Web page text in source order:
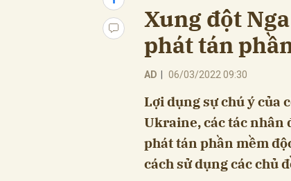
Xung đột
phát tán
AD 06/03/2022 09:30
Lợi dụng sự chú ý của
Ukraine, các tác nhân
phát tán phần mềm
cách sử dụng các chủ